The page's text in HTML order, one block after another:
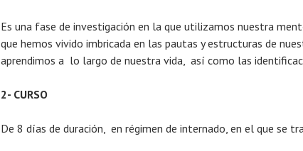
Es una fase de investigación en la que utilizamos nuestra
que hemos vivido imbricada en las pautas y estructuras de
aprendimos a lo largo de nuestra vida, así como las
2- CURSO
De 8 días de duración, en régimen de internado, en el que se